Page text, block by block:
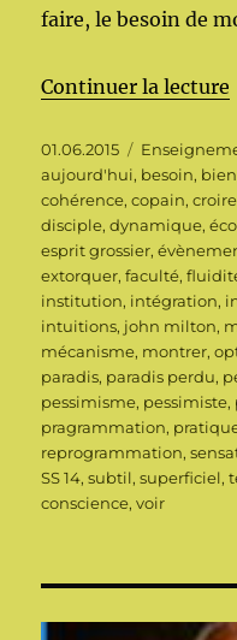
faire, le besoin de
Continuer la lecture
Publié
le
01.06.2015 Catégories
aujourd'hui, besoin,
cohérence,copain,croire
disciple,dynamique,
esprit grossier,
extorquer,faculté,
institution, intégration,
intuitions, john milton,
mécanisme, montrer,
paradis, paradis perdu,
pessimisme, pessimiste,
pragrammation,
reprogrammation,
SS 14,subtil,superficiel,
conscience,voir